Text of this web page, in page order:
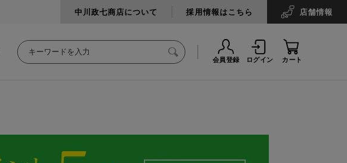
中川政七商店について 採用情報はこちら 店舗情報
会員登録 ログイン カート